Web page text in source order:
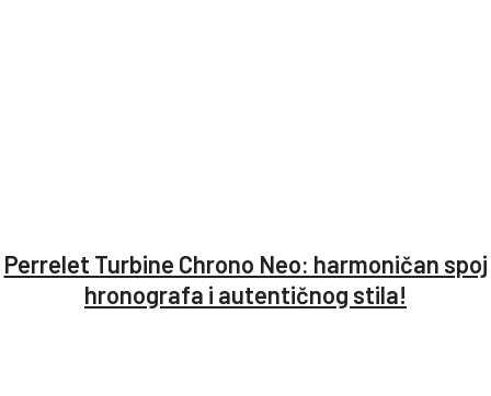
Perrelet Turbine Chrono Neo: harmoničan spoj
hronografa i autentičnog stila!